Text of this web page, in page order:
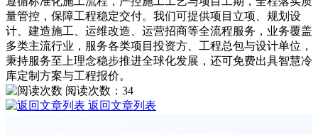
量管控，保障工程稳定交付。我们可提供项目立项、规划设
计、建造施工、运维改造、运营招商等全流程服务，业务覆盖
多类主流行业，服务各类项目投资方、工程总包与设计单位，
秉持服务至上理念稳步推进全球化发展，还可免费出具智慧冷
库定制方案与工程报价。
阅读次数： 34
返回文章列表